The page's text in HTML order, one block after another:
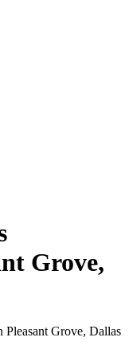
Grove,
Pleasant Grove, Dallas